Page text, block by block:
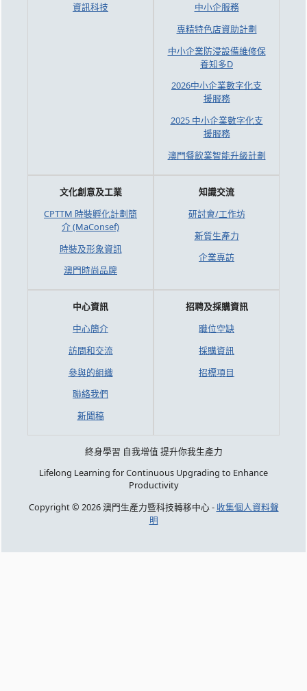
資訊科技
中小企服務
專精特色店資助計劃
中小企業防浸設備維修保
養知多D
2026中小企業數字化支
援服務
2025 中小企業數字化支
援服務
澳門餐飲業智能升級計劃
文化創意及工業
CPTTM 時裝孵化計劃簡
介 (MaConsef)
時裝及形象資訊
澳門時尚品牌
知識交流
研討會/工作坊
新質生產力
企業專訪
中心資訊
中心簡介
訪問和交流
參與的組織
聯絡我們
新聞稿
招聘及採購資訊
職位空缺
採購資訊
招標項目
終身學習 自我增值 提升你我生產力
Lifelong Learning for Continuous Upgrading to Enhance
Productivity
Copyright © 2026 澳門生產力暨科技轉移中心 - 收集個人資料聲
明